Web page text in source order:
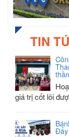
TIN
giá trị cốt lõi
Đẩy